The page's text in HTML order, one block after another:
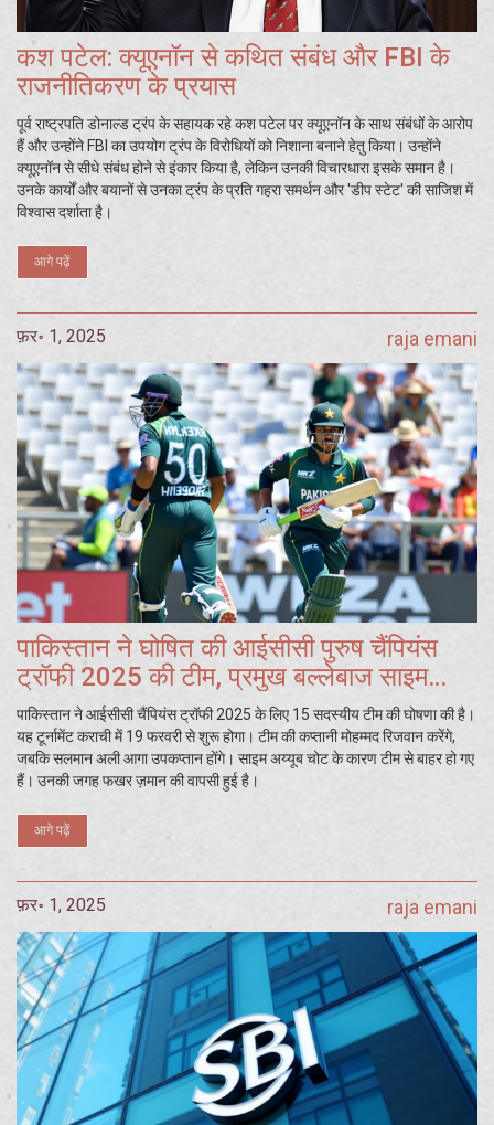
कश पटेल: क्यूए़नॉन से कथित संबंध और FBI के
राजनीतिकरण के प्रयास
पूर्व राष्ट्रपति डोनाल्ड ट्रंप के सहायक रहे कश पटेल पर क्यूए़नॉन के साथ संबंधों के आरोप
हैं और उन्होंने FBI का उपयोग ट्रंप के विरोधियों को निशाना बनाने हेतु किया। उन्होंने
क्यूए़नॉन से सीधे संबंध होने से इंकार किया है, लेकिन उनकी विचारधारा इसके समान है।
उनके कार्यों और बयानों से उनका ट्रंप के प्रति गहरा समर्थन और 'डीप स्टेट' की साजिश में
विश्वास दर्शाता है।
आगे पढ़ें
फ़र॰ 1, 2025 raja emani
पाकिस्तान ने घोषित की आईसीसी पुरुष चैंपियंस
ट्रॉफी 2025 की टीम, प्रमुख बल्लेबाज साइम
अय्यूब शामिल नहीं
पाकिस्तान ने आईसीसी चैंपियंस ट्रॉफी 2025 के लिए 15 सदस्यीय टीम की घोषणा की है।
यह टूर्नामेंट कराची में 19 फरवरी से शुरू होगा। टीम की कप्तानी मोहम्मद रिजवान करेंगे,
जबकि सलमान अली आगा उपकप्तान होंगे। साइम अय्यूब चोट के कारण टीम से बाहर हो गए
हैं। उनकी जगह फखर ज़मान की वापसी हुई है।
आगे पढ़ें
फ़र॰ 1, 2025 raja emani